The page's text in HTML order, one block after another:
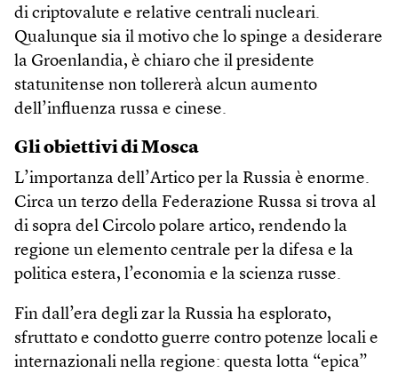
di criptovalute e relative centrali nucleari.
Qualunque sia il motivo che lo spinge a desiderare
la Groenlandia, è chiaro che il presidente
statunitense non tollererà alcun aumento
dell’influenza russa e cinese.
Gli obiettivi di Mosca
L’importanza dell’Artico per la Russia è enorme.
Circa un terzo della Federazione Russa si trova al
di sopra del Circolo polare artico, rendendo la
regione un elemento centrale per la difesa e la
politica estera, l’economia e la scienza russe.
Fin dall’era degli zar la Russia ha esplorato,
sfruttato e condotto guerre contro potenze locali e
internazionali nella regione: questa lotta “epica”